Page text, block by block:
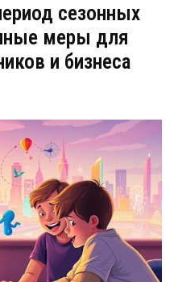
сезонных
меры для
и бизнеса